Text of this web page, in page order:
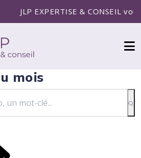
JLP EXPERTISE & CONSEIL vous
mois